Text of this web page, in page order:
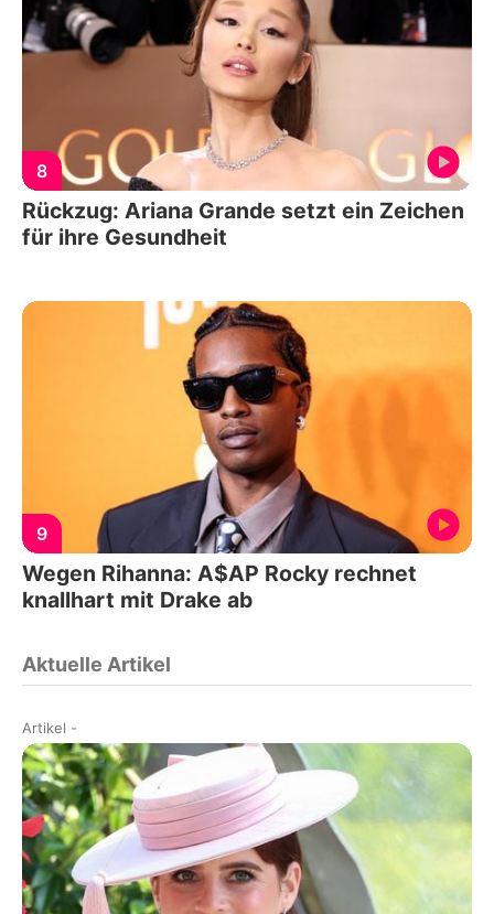
8
Rückzug: Ariana Grande setzt ein Zeichen
für ihre Gesundheit
9
Wegen Rihanna: A$AP Rocky rechnet
knallhart mit Drake ab
Aktuelle Artikel
Artikel -